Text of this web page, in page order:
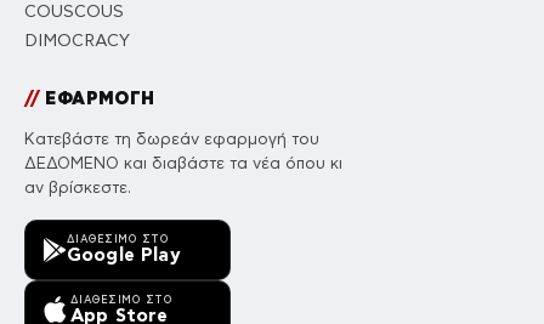
COUSCOUS
DIMOCRACY
//ΕΦΑΡΜΟΓΗ
Κατεβάστε τη δωρεάν εφαρμογή του
ΔΕΔΟΜΕΝΟ και διαβάστε τα νέα όπου κι
αν βρίσκεστε.
ΔΙΑΘΈΣΙΜΟ ΣΤΟ
Google Play
ΔΙΑΘΈΣΙΜΟ ΣΤΟ
App Store